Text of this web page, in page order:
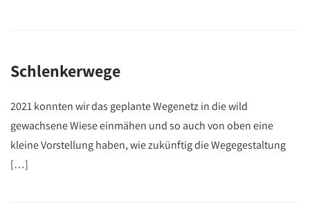
Schlenkerwege
2021 konnten wir das geplante Wegenetz in die wild
gewachsene Wiese einmähen und so auch von oben eine
kleine Vorstellung haben, wie zukünftig die Wegegestaltung
[…]